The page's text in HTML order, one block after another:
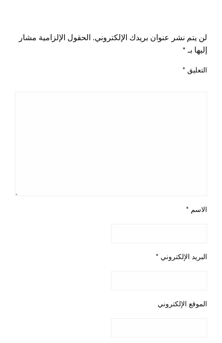
لن يتم نشر عنوان بريدك الإلكتروني.
الحقول الإلزامية مشار
إليها بـ *
التعليق *
الاسم *
البريد الإلكتروني *
الموقع الإلكتروني